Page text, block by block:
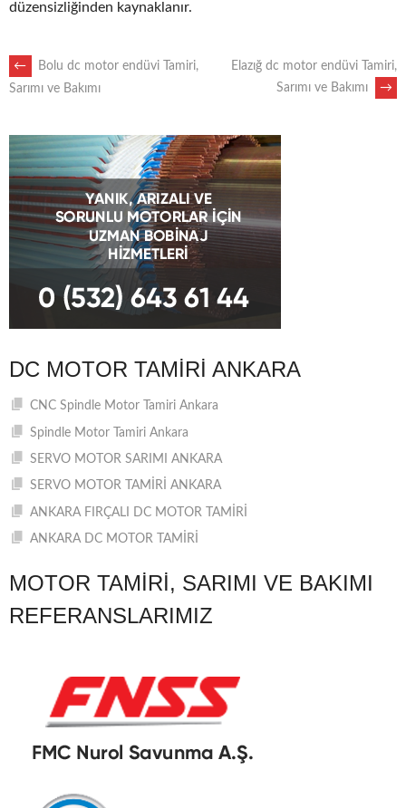
düzensizliğinden kaynaklanır.
POST
NAVIGATION
←
Bolu dc motor endüvi Tamiri,
Sarımı ve Bakımı
Elazığ dc motor endüvi Tamiri,
Sarımı ve Bakımı
→
DC MOTOR TAMIRI ANKARA
CNC Spindle Motor Tamiri Ankara
Spindle Motor Tamiri Ankara
SERVO MOTOR SARIMI ANKARA
SERVO MOTOR TAMİRİ ANKARA
ANKARA FIRÇALI DC MOTOR TAMİRİ
ANKARA DC MOTOR TAMİRİ
MOTOR TAMIRI, SARIMI VE BAKIMI
REFERANSLARIMIZ